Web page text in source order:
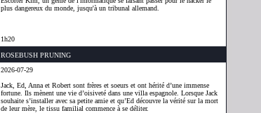
plus dangereux du monde, jusqu'à un tribunal allemand.
1h20
ROSEBUSH PRUNING
2026-07-29
Jack, Ed, Anna et Robert sont frères et soeurs et ont hérité d’une immense
fortune. Ils mènent une vie d’oisiveté dans une villa espagnole. Lorsque Jack
souhaite s’installer avec sa petite amie et qu’Ed découvre la vérité sur la mort
de leur mère, le tissu familial commence à se déliter.